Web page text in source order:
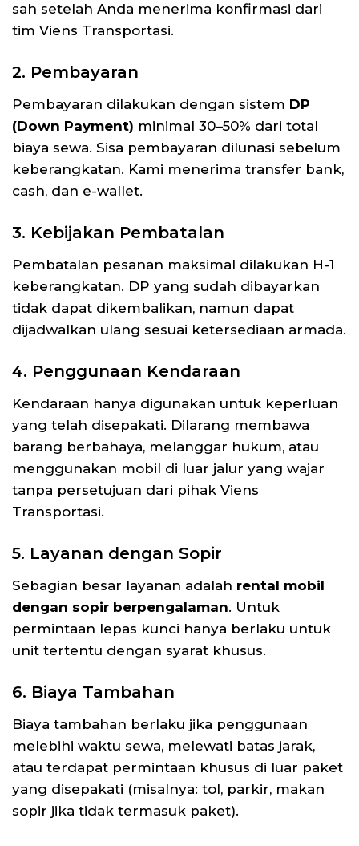
sah setelah Anda menerima konfirmasi dari
tim Viens Transportasi.
2. Pembayaran
Pembayaran dilakukan dengan sistem DP
(Down Payment) minimal 30–50% dari total
biaya sewa. Sisa pembayaran dilunasi sebelum
keberangkatan. Kami menerima transfer bank,
cash, dan e-wallet.
3. Kebijakan Pembatalan
Pembatalan pesanan maksimal dilakukan H-1
keberangkatan. DP yang sudah dibayarkan
tidak dapat dikembalikan, namun dapat
dijadwalkan ulang sesuai ketersediaan armada.
4. Penggunaan Kendaraan
Kendaraan hanya digunakan untuk keperluan
yang telah disepakati. Dilarang membawa
barang berbahaya, melanggar hukum, atau
menggunakan mobil di luar jalur yang wajar
tanpa persetujuan dari pihak Viens
Transportasi.
5. Layanan dengan Sopir
Sebagian besar layanan adalah rental mobil
dengan sopir berpengalaman. Untuk
permintaan lepas kunci hanya berlaku untuk
unit tertentu dengan syarat khusus.
6. Biaya Tambahan
Biaya tambahan berlaku jika penggunaan
melebihi waktu sewa, melewati batas jarak,
atau terdapat permintaan khusus di luar paket
yang disepakati (misalnya: tol, parkir, makan
sopir jika tidak termasuk paket).